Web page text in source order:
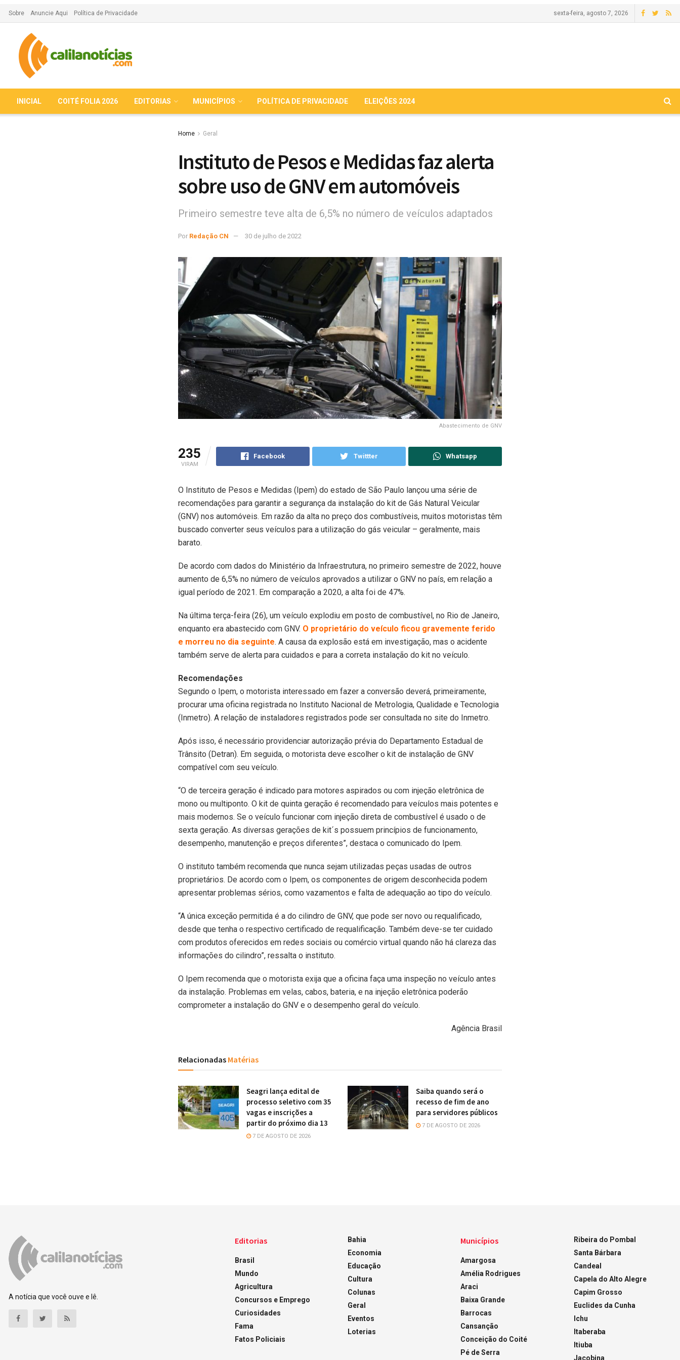
Sobre Anuncie Aqui Política de Privacidade sexta-feira, agosto 7, 2026
INICIAL COITÉ FOLIA 2026 EDITORIAS MUNICÍPIOS POLÍTICA DE PRIVACIDADE ELEIÇÕES 2024
Home Geral
Instituto de Pesos e Medidas faz alerta
sobre uso de GNV em automóveis
Primeiro semestre teve alta de 6,5% no número de veículos adaptados
Por Redação CN 30 de julho de 2022
Abastecimento de GNV
235
VIRAM
Facebook Twittter Whatsapp
O Instituto de Pesos e Medidas (Ipem) do estado de São Paulo lançou uma série de
recomendações para garantir a segurança da instalação do kit de Gás Natural Veicular
(GNV) nos automóveis. Em razão da alta no preço dos combustíveis, muitos motoristas têm
buscado converter seus veículos para a utilização do gás veicular – geralmente, mais
barato.
De acordo com dados do Ministério da Infraestrutura, no primeiro semestre de 2022, houve
aumento de 6,5% no número de veículos aprovados a utilizar o GNV no país, em relação a
igual período de 2021. Em comparação a 2020, a alta foi de 47%.
Na última terça-feira (26), um veículo explodiu em posto de combustível, no Rio de Janeiro,
enquanto era abastecido com GNV. O proprietário do veículo ficou gravemente ferido
e morreu no dia seguinte. A causa da explosão está em investigação, mas o acidente
também serve de alerta para cuidados e para a correta instalação do kit no veículo.
Recomendações
Segundo o Ipem, o motorista interessado em fazer a conversão deverá, primeiramente,
procurar uma oficina registrada no Instituto Nacional de Metrologia, Qualidade e Tecnologia
(Inmetro). A relação de instaladores registrados pode ser consultada no site do Inmetro.
Após isso, é necessário providenciar autorização prévia do Departamento Estadual de
Trânsito (Detran). Em seguida, o motorista deve escolher o kit de instalação de GNV
compatível com seu veículo.
“O de terceira geração é indicado para motores aspirados ou com injeção eletrônica de
mono ou multiponto. O kit de quinta geração é recomendado para veículos mais potentes e
mais modernos. Se o veículo funcionar com injeção direta de combustível é usado o de
sexta geração. As diversas gerações de kit´s possuem princípios de funcionamento,
desempenho, manutenção e preços diferentes”, destaca o comunicado do Ipem.
O instituto também recomenda que nunca sejam utilizadas peças usadas de outros
proprietários. De acordo com o Ipem, os componentes de origem desconhecida podem
apresentar problemas sérios, como vazamentos e falta de adequação ao tipo do veículo.
“A única exceção permitida é a do cilindro de GNV, que pode ser novo ou requalificado,
desde que tenha o respectivo certificado de requalificação. Também deve-se ter cuidado
com produtos oferecidos em redes sociais ou comércio virtual quando não há clareza das
informações do cilindro”, ressalta o instituto.
O Ipem recomenda que o motorista exija que a oficina faça uma inspeção no veículo antes
da instalação. Problemas em velas, cabos, bateria, e na injeção eletrônica poderão
comprometer a instalação do GNV e o desempenho geral do veículo.
Agência Brasil
Relacionadas Matérias
Seagri lança edital de
processo seletivo com 35
vagas e inscrições a
partir do próximo dia 13
7 DE AGOSTO DE 2026
Saiba quando será o
recesso de fim de ano
para servidores públicos
7 DE AGOSTO DE 2026
A notícia que você ouve e lê.
Editorias
Brasil
Mundo
Agricultura
Concursos e Emprego
Curiosidades
Fama
Fatos Policiais
Bahia
Economia
Educação
Cultura
Colunas
Geral
Eventos
Loterias
Municípios
Amargosa
Amélia Rodrigues
Araci
Baixa Grande
Barrocas
Cansanção
Conceição do Coité
Pé de Serra
Ribeira do Pombal
Santa Bárbara
Candeal
Capela do Alto Alegre
Capim Grosso
Euclides da Cunha
Ichu
Itaberaba
Itiuba
Jacobina